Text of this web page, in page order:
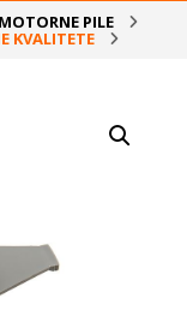
PILE
KVALITETE